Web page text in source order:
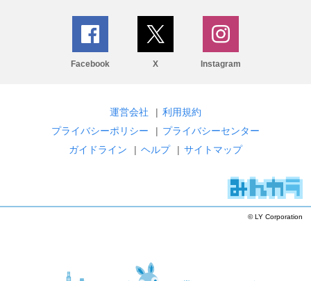
Facebook X Instagram
運営会社 | 利用規約
プライバシーポリシー
| プライバシーセンター
ガイドライン
| ヘルプ | サイトマップ
© LY Corporation